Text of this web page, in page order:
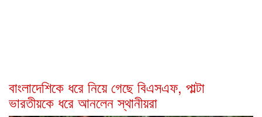
বাংলাদেশিকে ধরে নিয়ে গেছে বিএসএফ, পাল্টা
ভারতীয়কে ধরে আনলেন স্থানীয়রা